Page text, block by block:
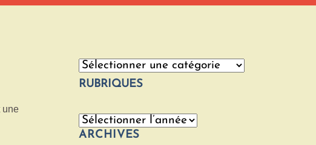
une
Catégories
RUBRIQUES
Archives
ARCHIVES